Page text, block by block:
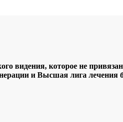
видения, которое не
и Высшая лига лечения